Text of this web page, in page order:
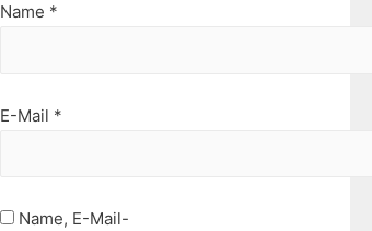
Name *
E-Mail *
Name, E-Mail-